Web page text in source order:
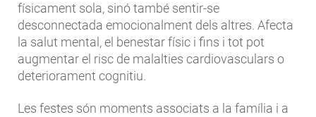
físicament sola, sinó també sentir-se
desconnectada emocionalment dels altres. Afecta
la salut mental, el benestar físic i fins i tot pot
augmentar el risc de malalties cardiovasculars o
deteriorament cognitiu.
Les festes són moments associats a la família i a